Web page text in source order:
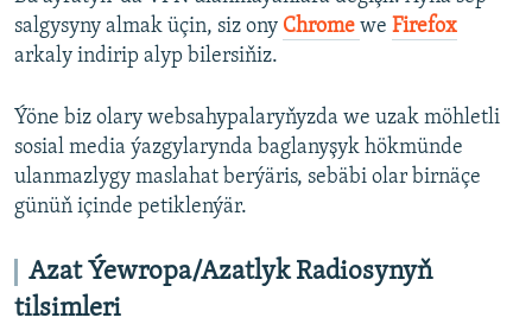
salgysyny almak üçin, siz ony Chrome we Firefox
arkaly indirip alyp bilersiňiz.
Ýöne biz olary websahypalaryňyzda we uzak möhletli
sosial media ýazgylarynda baglanyşyk hökmünde
ulanmazlygy maslahat berýäris, sebäbi olar birnäçe
günüň içinde petiklenýär.
Azat Ýewropa/Azatlyk Radiosynyň
tilsimleri